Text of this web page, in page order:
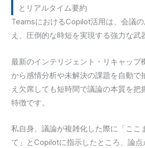
とリアルタイム要約
TeamsにおけるCopilot活用は、会議
え、圧倒的な時短を実現する強力な武
最新のインテリジェント・リキャップ
から感情分析や未解決の課題を自動で
え欠席しても短時間で議論の本質を把
特徴です。
私自身、議論が複雑化した際に「ここ
て」とCopilotに指示したところ、論点